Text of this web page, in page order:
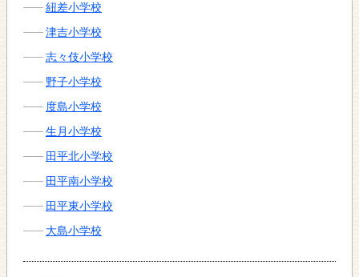
紐差小学校
津吉小学校
志々伎小学校
野子小学校
度島小学校
生月小学校
田平北小学校
田平南小学校
田平東小学校
大島小学校